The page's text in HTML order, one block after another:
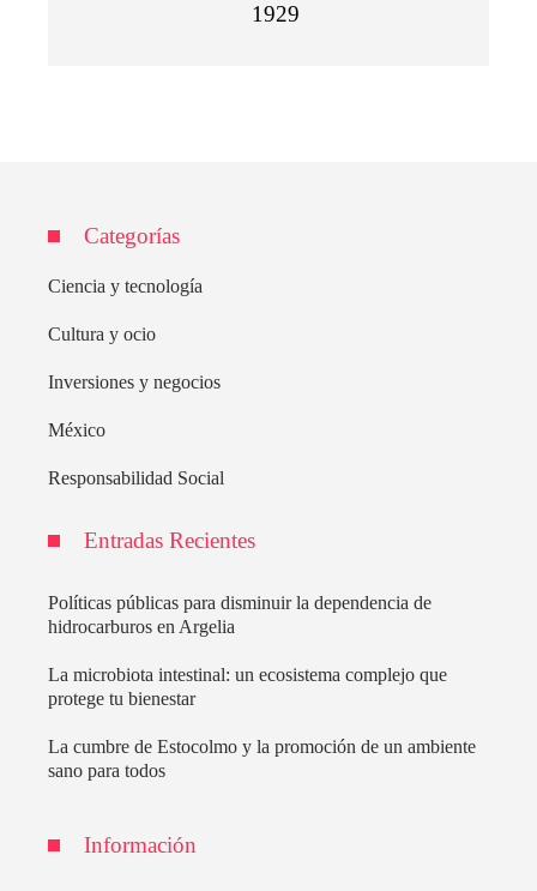
1929
Categorías
Ciencia y tecnología
Cultura y ocio
Inversiones y negocios
México
Responsabilidad Social
Entradas Recientes
Políticas públicas para disminuir la dependencia de
hidrocarburos en Argelia
La microbiota intestinal: un ecosistema complejo que
protege tu bienestar
La cumbre de Estocolmo y la promoción de un ambiente
sano para todos
Información